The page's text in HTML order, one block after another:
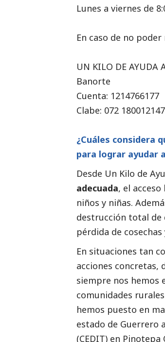
Lunes a viernes de
En caso de no
UN KILO DE AYUDA
Banorte
Cuenta: 1214766177
Clabe: 072
¿Cuáles considera
para lograr ayudar
Desde Un Kilo de
adecuada, el
niños y niñas.
destrucción total de
pérdida de cosechas
En situaciones tan
acciones concretas,
siempre nos hemos
comunidades
hemos puesto en
estado de Guerrero
(CEDIT) en